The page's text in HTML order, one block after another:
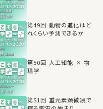
第49回 動物の進化はど
れくらい予測できるか
第50回 人工知能 × 物
理学
第51回 重元素顕微鏡で